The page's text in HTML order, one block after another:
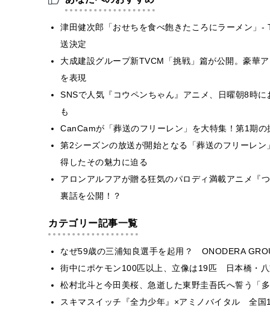
津田健次郎「おせちを食べ飽きたころにラーメン」
送決定
大成建設グループ新TVCM「挑戦」篇が公開。豪華
を表現
SNSで人気『コウペンちゃん』アニメ、日曜朝8時
も
CanCamが「葬送のフリーレン」を大特集！第1期
第2シーズンの放送が開始となる「葬送のフリーレ
得したその魅力に迫る
アロンアルフアが贈る狂気のパロディ満載アニメ『
裏話を公開！？
カテゴリー記事一覧
なぜ59歳の三浦知良選手を起用？ ONODERA
街中にポケモン100匹以上、立像は19匹 日本橋・
松村北斗と今田美桜、急逝した東野圭吾氏へ誓う「
スキマスイッチ『全力少年』×アミノバイタル 全国